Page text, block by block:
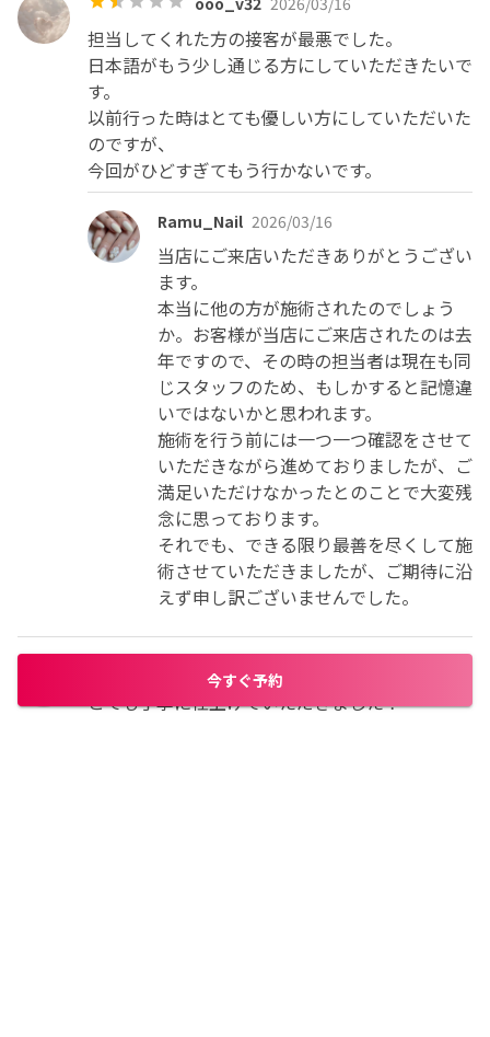
担当してくれた方の接客が最悪でした。
日本語がもう少し通じる方にしていただきたいで
す。
以前行った時はとても優しい方にしていただいた
のですが、
今回がひどすぎてもう行かないです。
Ramu_Nail 2026/03/16
当店にご来店いただきありがとうござい
ます。
本当に他の方が施術されたのでしょう
か。お客様が当店にご来店されたのは去
年ですので、その時の担当者は現在も同
じスタッフのため、もしかすると記憶違
いではないかと思われます。
施術を行う前には一つ一つ確認をさせて
いただきながら進めておりましたが、ご
満足いただけなかったとのことで大変残
念に思っております。
それでも、できる限り最善を尽くして施
術させていただきましたが、ご期待に沿
えず申し訳ございませんでした。
今すぐ予約